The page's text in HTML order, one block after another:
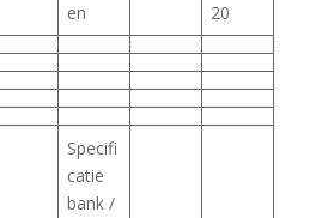
en
20
Specifi
catie
bank /